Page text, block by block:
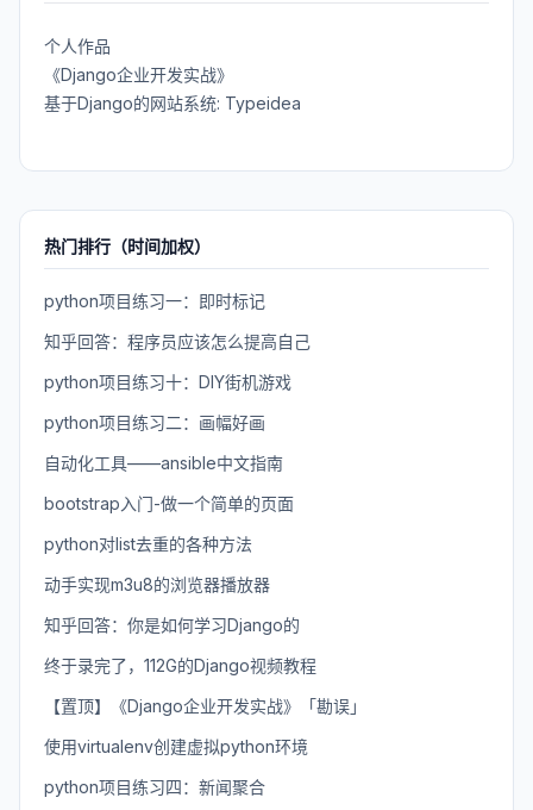
个人作品
《Django企业开发实战》
基于Django的网站系统: Typeidea
热门排行（时间加权）
python项目练习一：即时标记
知乎回答：程序员应该怎么提高自己
python项目练习十：DIY街机游戏
python项目练习二：画幅好画
自动化工具——ansible中文指南
bootstrap入门-做一个简单的页面
python对list去重的各种方法
动手实现m3u8的浏览器播放器
知乎回答：你是如何学习Django的
终于录完了，112G的Django视频教程
【置顶】《Django企业开发实战》「勘误」
使用virtualenv创建虚拟python环境
python项目练习四：新闻聚合